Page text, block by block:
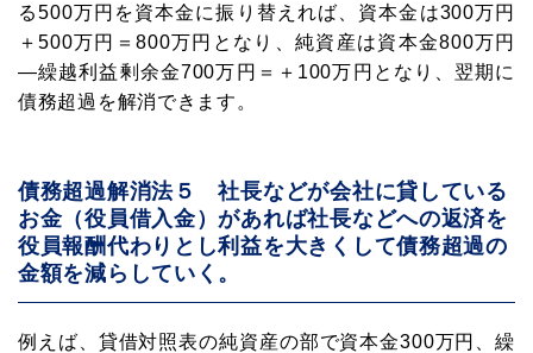
る500万円を資本金に振り替えれば、資本金は300万円
＋500万円＝800万円となり、純資産は資本金800万円
―繰越利益剰余金700万円＝＋100万円となり、翌期に
債務超過を解消できます。
債務超過解消法５ 社長などが会社に貸している
お金（役員借入金）があれば社長などへの返済を
役員報酬代わりとし利益を大きくして債務超過の
金額を減らしていく。
例えば、貸借対照表の純資産の部で資本金300万円、繰